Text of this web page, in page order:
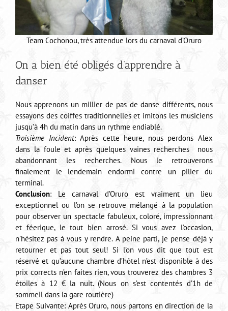
Team Cochonou, très attendue lors du carnaval d’Oruro
On a bien été obligés d’apprendre à
danser
Nous apprenons un millier de pas de danse différents, nous
essayons des coiffes traditionnelles et imitons les musiciens
jusqu’à 4h du matin dans un rythme endiablé.
Troisième Incident: Après cette heure, nous perdons Alex
dans la foule et après quelques vaines recherches nous
abandonnant les recherches. Nous le retrouverons
finalement le lendemain endormi contre un pilier du
terminal.
Conclusion: Le carnaval d’Oruro est vraiment un lieu
exceptionnel ou l’on se retrouve mélangé à la population
pour observer un spectacle fabuleux, coloré, impressionnant
et féerique, le tout bien arrosé. Si vous avez l’occasion,
n’hésitez pas à vous y rendre. A peine parti, je pense déjà y
retourner et pas tout seul! Si l’on vous dit que tout est
réservé et qu’aucune chambre d’hôtel n’est disponible à des
prix corrects n’en faites rien, vous trouverez des chambres 3
étoiles à 12 € la nuit. (Nous on s’est contentés d’1h de
sommeil dans la gare routière)
Etape Suivante: Après Oruro, nous partons en direction de la